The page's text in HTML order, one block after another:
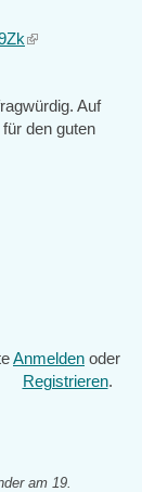
(link
Auf
den guten
Anmelden oder
Registrieren.
am 19.